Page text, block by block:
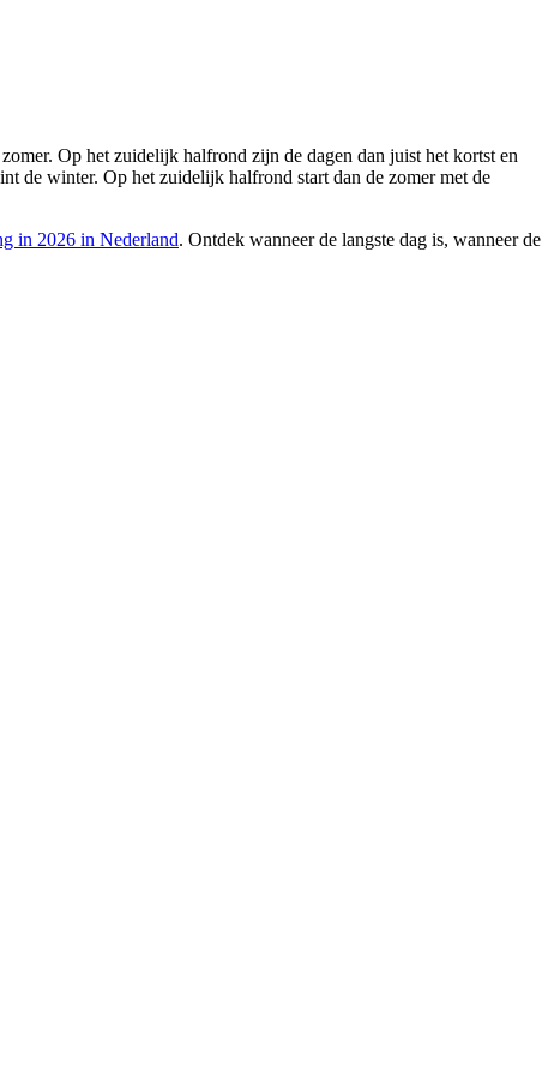
Op het zuidelijk halfrond zijn de dagen dan juist het kortst en
de winter. Op het zuidelijk halfrond start dan de zomer met de
in 2026 in Nederland. Ontdek wanneer de langste dag is, wanneer de